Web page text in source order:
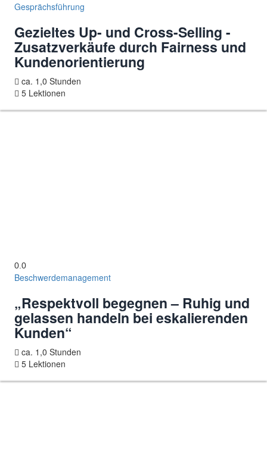
Gesprächsführung
Gezieltes Up- und Cross-Selling -
Zusatzverkäufe durch Fairness und
Kundenorientierung
ca. 1,0 Stunden
5 Lektionen
0.0
Beschwerdemanagement
„Respektvoll begegnen – Ruhig und
gelassen handeln bei eskalierenden
Kunden“
ca. 1,0 Stunden
5 Lektionen